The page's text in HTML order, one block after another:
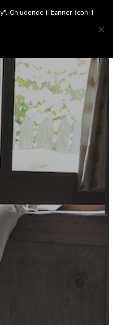
o
o
k
g
a
m
r
s
t
d
I
n
Chiudendo il banner (con il